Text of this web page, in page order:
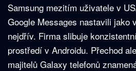
Samsung mezitím uživatele v
Google Messages nastavili jako
nejdřív. Firma slibuje
prostředí v Androidu. Přechod
majitelů Galaxy telefonů